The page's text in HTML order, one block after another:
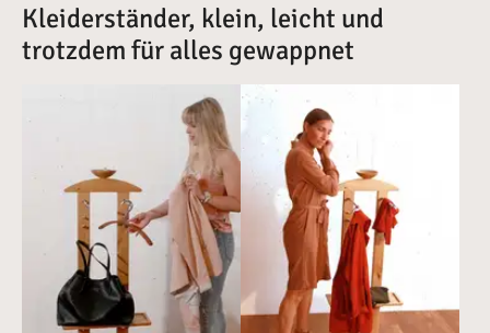
Kleiderständer, klein, leicht und
trotzdem für alles gewappnet
Vergrößerte Version anzeigen für Jacky Ringer
Vergrößerte Version